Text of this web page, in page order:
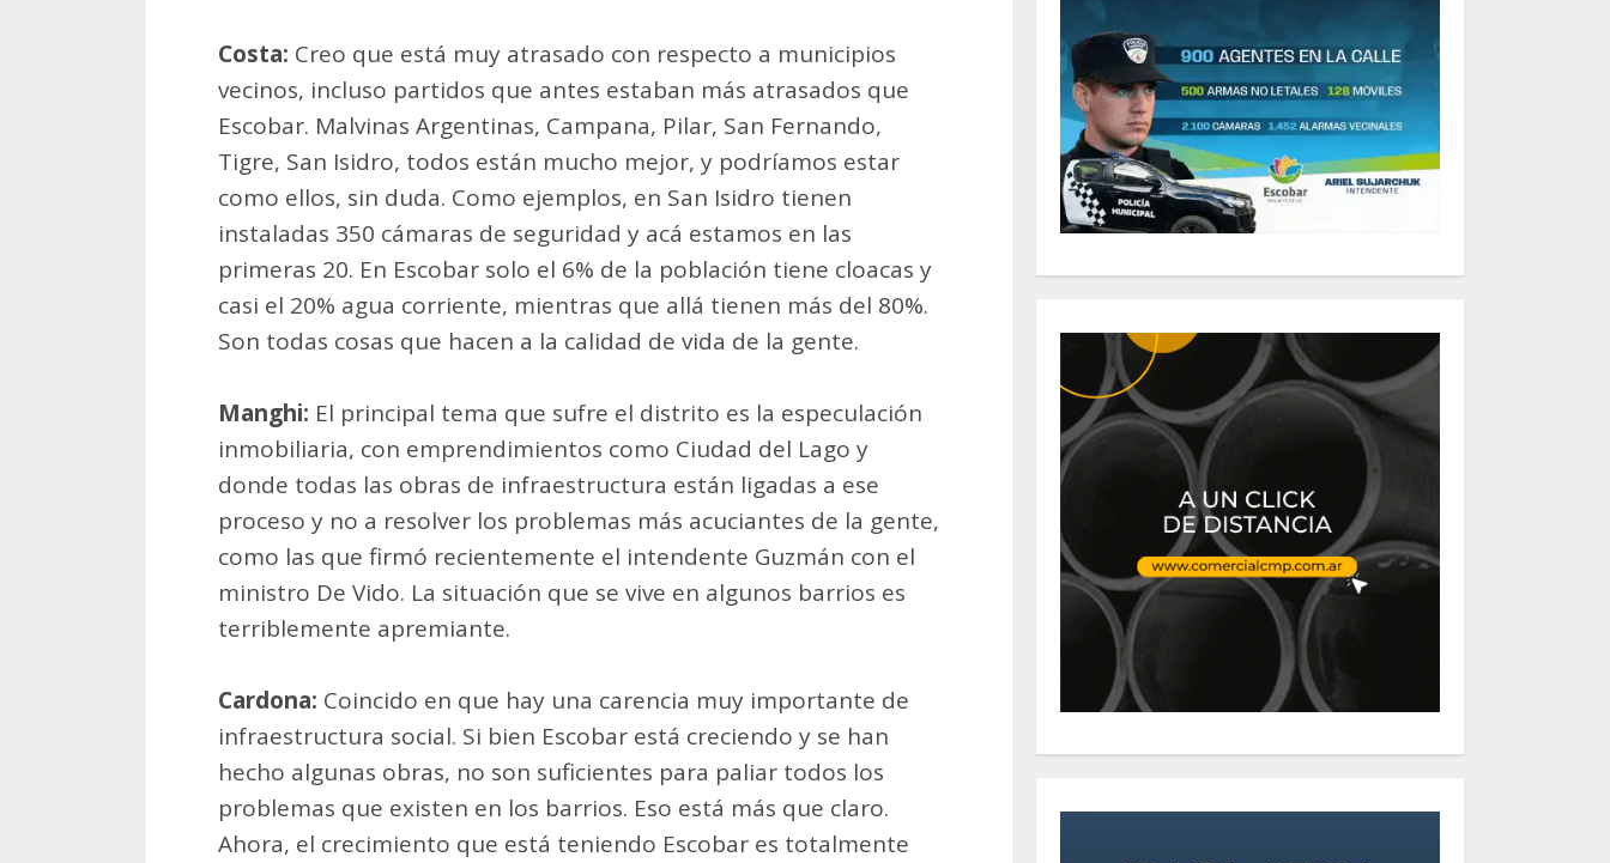
Costa: Creo que está muy atrasado con respecto a municipios
vecinos, incluso partidos que antes estaban más atrasados que
Escobar. Malvinas Argentinas, Campana, Pilar, San Fernando,
Tigre, San Isidro, todos están mucho mejor, y podríamos estar
como ellos, sin duda. Como ejemplos, en San Isidro tienen
instaladas 350 cámaras de seguridad y acá estamos en las
primeras 20. En Escobar solo el 6% de la población tiene cloacas y
casi el 20% agua corriente, mientras que allá tienen más del 80%.
Son todas cosas que hacen a la calidad de vida de la gente.
Manghi: El principal tema que sufre el distrito es la especulación
inmobiliaria, con emprendimientos como Ciudad del Lago y
donde todas las obras de infraestructura están ligadas a ese
proceso y no a resolver los problemas más acuciantes de la gente,
como las que firmó recientemente el intendente Guzmán con el
ministro De Vido. La situación que se vive en algunos barrios es
terriblemente apremiante.
Cardona: Coincido en que hay una carencia muy importante de
infraestructura social. Si bien Escobar está creciendo y se han
hecho algunas obras, no son suficientes para paliar todos los
problemas que existen en los barrios. Eso está más que claro.
Ahora, el crecimiento que está teniendo Escobar es totalmente